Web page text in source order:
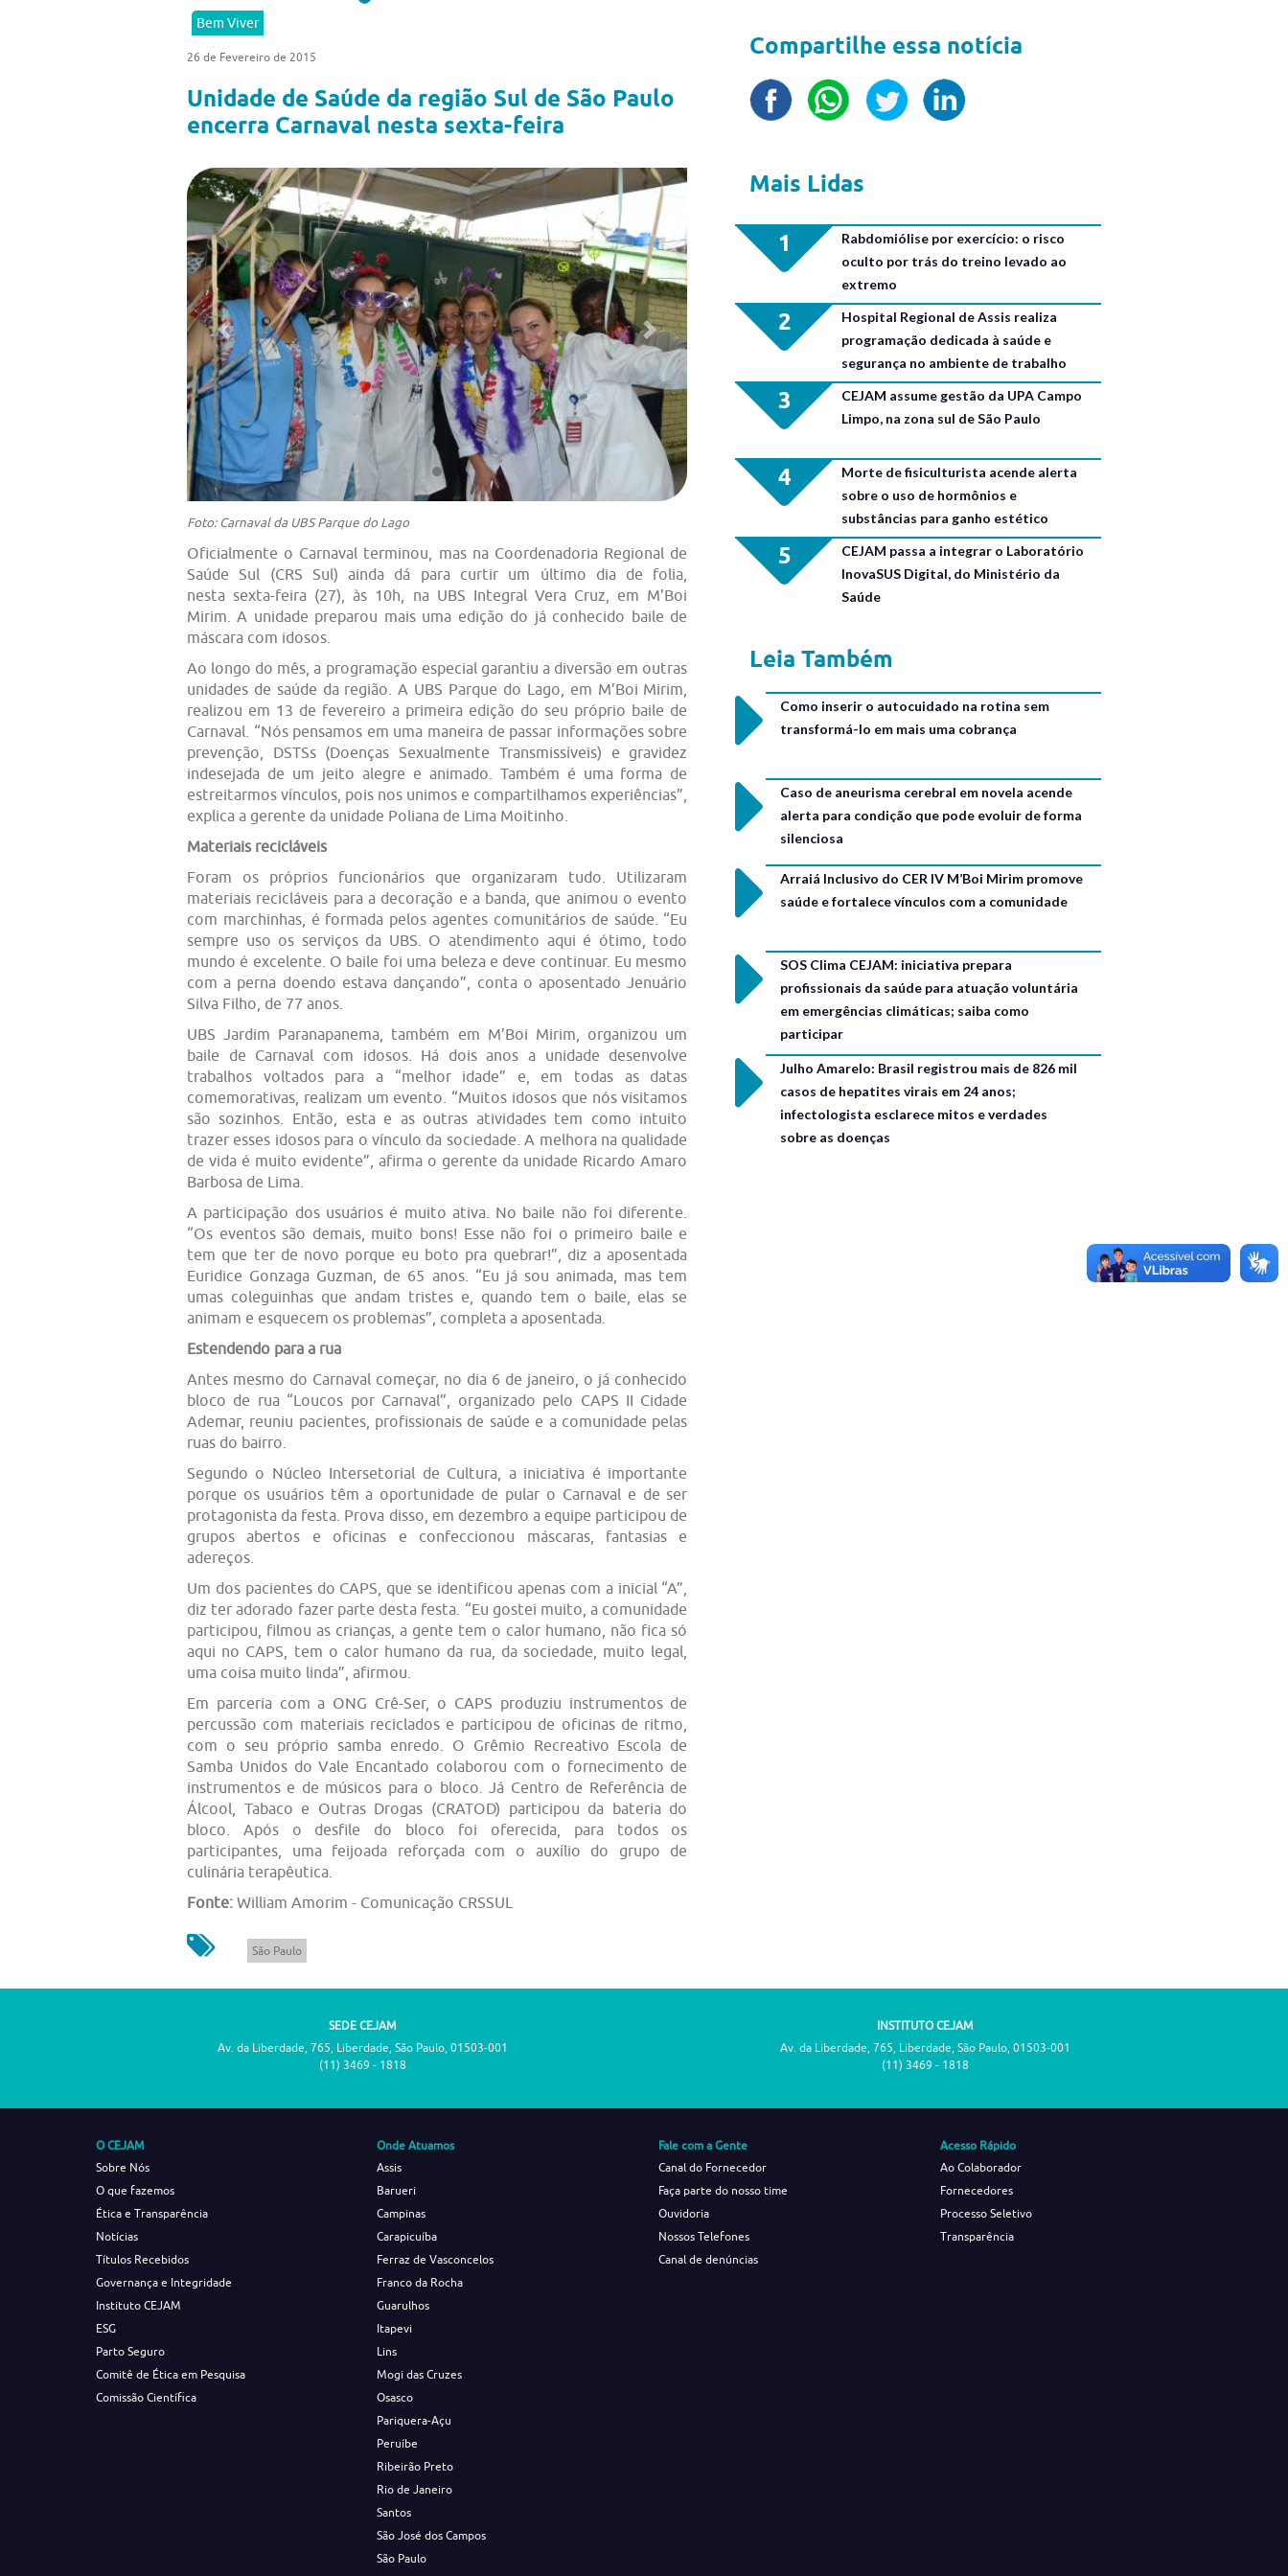
Bem Viver
26 de Fevereiro de 2015
Unidade de Saúde da região Sul de São Paulo
encerra Carnaval nesta sexta-feira
Previous Next
Foto: Carnaval da UBS Parque do Lago
Oficialmente o Carnaval terminou, mas na Coordenadoria Regional de
Saúde Sul (CRS Sul) ainda dá para curtir um último dia de folia,
nesta sexta-feira (27), às 10h, na UBS Integral Vera Cruz, em M’Boi
Mirim. A unidade preparou mais uma edição do já conhecido baile de
máscara com idosos.
Ao longo do mês, a programação especial garantiu a diversão em outras
unidades de saúde da região. A UBS Parque do Lago, em M’Boi Mirim,
realizou em 13 de fevereiro a primeira edição do seu próprio baile de
Carnaval. “Nós pensamos em uma maneira de passar informações sobre
prevenção, DSTSs (Doenças Sexualmente Transmissíveis) e gravidez
indesejada de um jeito alegre e animado. Também é uma forma de
estreitarmos vínculos, pois nos unimos e compartilhamos experiências”,
explica a gerente da unidade Poliana de Lima Moitinho.
Materiais recicláveis
Foram os próprios funcionários que organizaram tudo. Utilizaram
materiais recicláveis para a decoração e a banda, que animou o evento
com marchinhas, é formada pelos agentes comunitários de saúde. “Eu
sempre uso os serviços da UBS. O atendimento aqui é ótimo, todo
mundo é excelente. O baile foi uma beleza e deve continuar. Eu mesmo
com a perna doendo estava dançando”, conta o aposentado Jenuário
Silva Filho, de 77 anos.
UBS Jardim Paranapanema, também em M’Boi Mirim, organizou um
baile de Carnaval com idosos. Há dois anos a unidade desenvolve
trabalhos voltados para a “melhor idade” e, em todas as datas
comemorativas, realizam um evento. “Muitos idosos que nós visitamos
são sozinhos. Então, esta e as outras atividades tem como intuito
trazer esses idosos para o vínculo da sociedade. A melhora na qualidade
de vida é muito evidente”, afirma o gerente da unidade Ricardo Amaro
Barbosa de Lima.
A participação dos usuários é muito ativa. No baile não foi diferente.
“Os eventos são demais, muito bons! Esse não foi o primeiro baile e
tem que ter de novo porque eu boto pra quebrar!”, diz a aposentada
Euridice Gonzaga Guzman, de 65 anos. “Eu já sou animada, mas tem
umas coleguinhas que andam tristes e, quando tem o baile, elas se
animam e esquecem os problemas”, completa a aposentada.
Estendendo para a rua
Antes mesmo do Carnaval começar, no dia 6 de janeiro, o já conhecido
bloco de rua “Loucos por Carnaval”, organizado pelo CAPS II Cidade
Ademar, reuniu pacientes, profissionais de saúde e a comunidade pelas
ruas do bairro.
Segundo o Núcleo Intersetorial de Cultura, a iniciativa é importante
porque os usuários têm a oportunidade de pular o Carnaval e de ser
protagonista da festa. Prova disso, em dezembro a equipe participou de
grupos abertos e oficinas e confeccionou máscaras, fantasias e
adereços.
Um dos pacientes do CAPS, que se identificou apenas com a inicial “A”,
diz ter adorado fazer parte desta festa. “Eu gostei muito, a comunidade
participou, filmou as crianças, a gente tem o calor humano, não fica só
aqui no CAPS, tem o calor humano da rua, da sociedade, muito legal,
uma coisa muito linda”, afirmou.
Em parceria com a ONG Crê-Ser, o CAPS produziu instrumentos de
percussão com materiais reciclados e participou de oficinas de ritmo,
com o seu próprio samba enredo. O Grêmio Recreativo Escola de
Samba Unidos do Vale Encantado colaborou com o fornecimento de
instrumentos e de músicos para o bloco. Já Centro de Referência de
Álcool, Tabaco e Outras Drogas (CRATOD) participou da bateria do
bloco. Após o desfile do bloco foi oferecida, para todos os
participantes, uma feijoada reforçada com o auxílio do grupo de
culinária terapêutica.
Fonte: William Amorim - Comunicação CRSSUL
São Paulo
Compartilhe essa notícia
Mais Lidas
1
Rabdomiólise por exercício: o risco
oculto por trás do treino levado ao
extremo
2
Hospital Regional de Assis realiza
programação dedicada à saúde e
segurança no ambiente de trabalho
3
CEJAM assume gestão da UPA Campo
Limpo, na zona sul de São Paulo
4
Morte de fisiculturista acende alerta
sobre o uso de hormônios e
substâncias para ganho estético
5
CEJAM passa a integrar o Laboratório
InovaSUS Digital, do Ministério da
Saúde
Leia Também
Como inserir o autocuidado na rotina sem
transformá-lo em mais uma cobrança
Caso de aneurisma cerebral em novela acende
alerta para condição que pode evoluir de forma
silenciosa
Arraiá Inclusivo do CER IV M’Boi Mirim promove
saúde e fortalece vínculos com a comunidade
SOS Clima CEJAM: iniciativa prepara
profissionais da saúde para atuação voluntária
em emergências climáticas; saiba como
participar
Julho Amarelo: Brasil registrou mais de 826 mil
casos de hepatites virais em 24 anos;
infectologista esclarece mitos e verdades
sobre as doenças
SEDE CEJAM
Av. da Liberdade, 765, Liberdade, São Paulo, 01503-001
(11) 3469 - 1818
INSTITUTO CEJAM
Av. da Liberdade, 765, Liberdade, São Paulo, 01503-001
(11) 3469 - 1818
O CEJAM
Sobre Nós
O que fazemos
Ética e Transparência
Notícias
Títulos Recebidos
Governança e Integridade
Instituto CEJAM
ESG
Parto Seguro
Comitê de Ética em Pesquisa
Comissão Científica
Onde Atuamos
Assis
Barueri
Campinas
Carapicuíba
Ferraz de Vasconcelos
Franco da Rocha
Guarulhos
Itapevi
Lins
Mogi das Cruzes
Osasco
Pariquera-Açu
Peruíbe
Ribeirão Preto
Rio de Janeiro
Santos
São José dos Campos
São Paulo
Fale com a Gente
Canal do Fornecedor
Faça parte do nosso time
Ouvidoria
Nossos Telefones
Canal de denúncias
Acesso Rápido
Ao Colaborador
Fornecedores
Processo Seletivo
Transparência